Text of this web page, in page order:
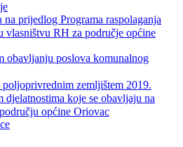
prijedlog Programa raspolaganja
vlasništvu RH za područje općine
obavljanju poslova komunalnog
poljoprivrednim zemljištem 2019.
koje se obavljaju na
općine Oriovac